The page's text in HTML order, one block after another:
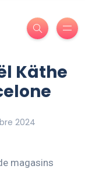
Käthe
2024
magasins